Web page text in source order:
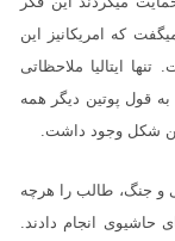
که امریکانیز این
ایتالیا ملاحظاتی
قول پوتین دیگر همه
شکل وجود داشت.
و جنگ، طالب را هرچه
حاشیوی انجام دادند.